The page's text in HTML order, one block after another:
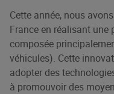
Cette année, nous
France en réalisant une
composée
véhicules). Cette
adopter des
à promouvoir des